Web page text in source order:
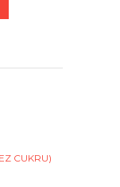
CUKRU)